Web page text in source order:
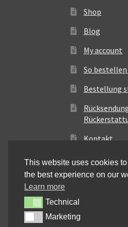
Shop
Blog
My account
So bestellen
Bestellung
Kontakt
This website uses cookies
the best experience on our
Learn more
TechnicalTechnical
MarketingMarketing